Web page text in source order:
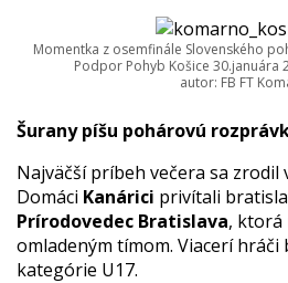
Momentka z osemfinále Slovenského
Podpor Pohyb Košice 30.januára
autor: FB FT
Šurany píšu pohárovú
Najväčší príbeh večera sa zrodil
Domáci Kanárici privítali
Prírodovedec Bratislava, ktorá
omladeným tímom. Viacerí hráči
kategórie U17.